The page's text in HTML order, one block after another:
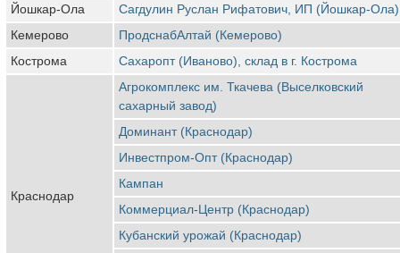
Йошкар-Ола
Сагдулин Руслан Рифатович, ИП (Йошкар-Ола)
Кемерово
ПродснабАлтай (Кемерово)
Кострома
Сахаропт (Иваново), склад в г. Кострома
Краснодар
Агрокомплекс им. Ткачева (Выселковский
сахарный завод)
Доминант (Краснодар)
Инвестпром-Опт (Краснодар)
Кампан
Коммерциал-Центр (Краснодар)
Кубанский урожай (Краснодар)